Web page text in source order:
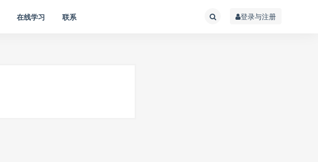
在线学习 联系 登录与注册